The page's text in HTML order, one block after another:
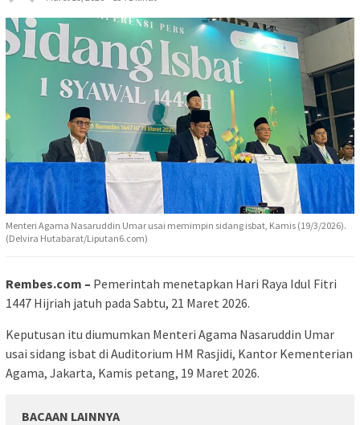
Menteri Agama Nasaruddin Umar usai memimpin sidang isbat, Kamis (19/3/2026).
(Delvira Hutabarat/Liputan6.com)
Rembes.com – Pemerintah menetapkan Hari Raya Idul Fitri
1447 Hijriah jatuh pada Sabtu, 21 Maret 2026.
Keputusan itu diumumkan Menteri Agama Nasaruddin Umar
usai sidang isbat di Auditorium HM Rasjidi, Kantor Kementerian
Agama, Jakarta, Kamis petang, 19 Maret 2026.
BACAAN LAINNYA